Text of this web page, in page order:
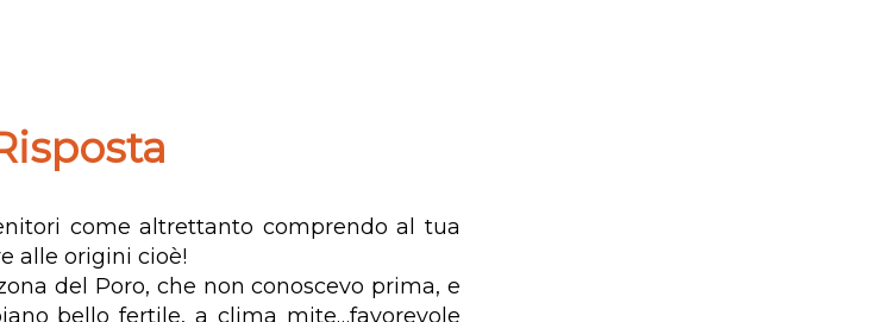
come altrettanto comprendo al tua
alle origini cioè!
del Poro, che non conoscevo prima, e
bello fertile, a clima mite…favorevole